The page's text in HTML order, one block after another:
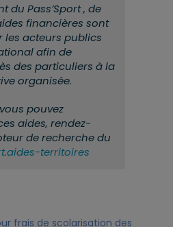
du Pass’Sport , de
financières sont
les acteurs publics
afin de
des particuliers à la
organisée.
pouvez
aides, rendez-
de recherche du
territoires
frais de scolarisation des